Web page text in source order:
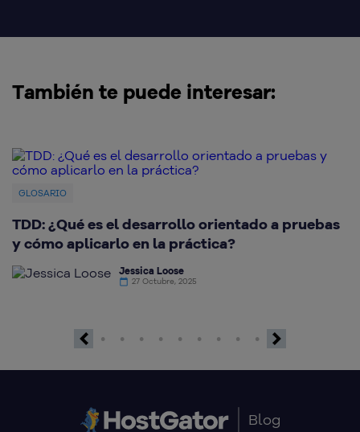
También te puede interesar:
GLOSARIO
TDD: ¿Qué es el desarrollo orientado a pruebas
y cómo aplicarlo en la práctica?
Jessica Loose
27 Octubre, 2025
Blog